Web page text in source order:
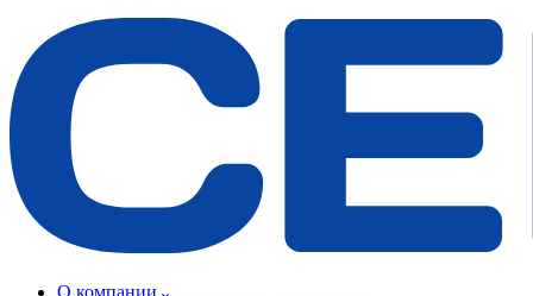
О компании